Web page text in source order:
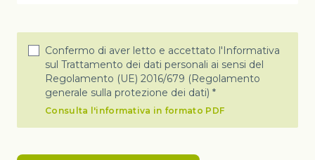
Confermo di aver letto e accettato l'Informativa
sul Trattamento dei dati personali ai sensi del
Regolamento (UE) 2016/679 (Regolamento
generale sulla protezione dei dati) *
Consulta l'informativa in formato PDF